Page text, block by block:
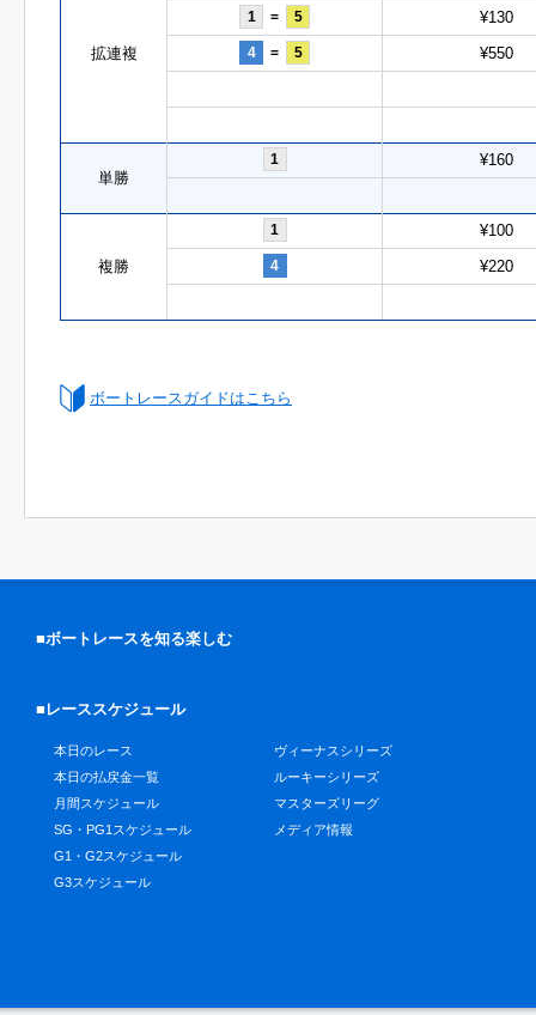
拡連複
1 = 5 ¥130
4 = 5 ¥550
単勝
1 ¥160
複勝
1 ¥100
4 ¥220
ボートレースガイドはこちら
■ボートレースを知る楽しむ
■レーススケジュール
本日のレース
本日の払戻金一覧
月間スケジュール
SG・PG1スケジュール
G1・G2スケジュール
G3スケジュール
ヴィーナスシリーズ
ルーキーシリーズ
マスターズリーグ
メディア情報